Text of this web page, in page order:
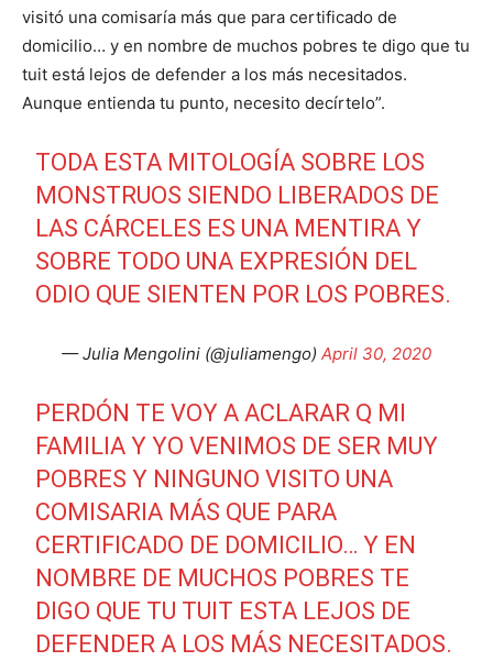
visitó una comisaría más que para certificado de
domicilio… y en nombre de muchos pobres te digo que tu
tuit está lejos de defender a los más necesitados.
Aunque entienda tu punto, necesito decírtelo”.
TODA ESTA MITOLOGÍA SOBRE LOS
MONSTRUOS SIENDO LIBERADOS DE
LAS CÁRCELES ES UNA MENTIRA Y
SOBRE TODO UNA EXPRESIÓN DEL
ODIO QUE SIENTEN POR LOS POBRES.
— Julia Mengolini (@juliamengo) April 30, 2020
PERDÓN TE VOY A ACLARAR Q MI
FAMILIA Y YO VENIMOS DE SER MUY
POBRES Y NINGUNO VISITO UNA
COMISARIA MÁS QUE PARA
CERTIFICADO DE DOMICILIO… Y EN
NOMBRE DE MUCHOS POBRES TE
DIGO QUE TU TUIT ESTA LEJOS DE
DEFENDER A LOS MÁS NECESITADOS.